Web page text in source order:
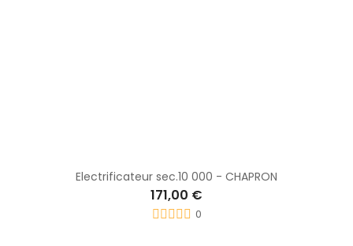
Electrificateur sec.10 000 - CHAPRON
171,00 €
0